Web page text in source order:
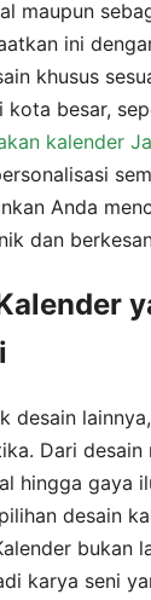
maupun
ini
khusus
kota besar,
kalender
Anda
dan
desain
Dari desain
hingga gaya
desain
bukan
karya seni